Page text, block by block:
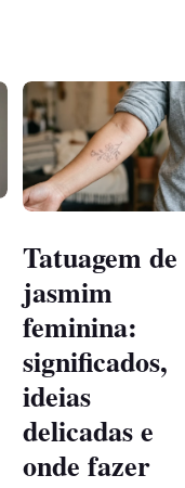
Tatuagem de
jasmim
feminina:
significados,
ideias
delicadas e
onde fazer